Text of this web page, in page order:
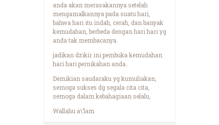
anda akan merasakannya setelah
mengamalkannya pada suatu hari,
bahwa hari itu indah, cerah, dan banyak
kemudahan, berbeda dengan hari hari yg
anda tak membacanya.
jadikan dzikir ini pembuka kemudahan
hari hari pernikahan anda..
Demikian saudaraku yg kumuliakan,
semoga sukses dg segala cita cita,
semoga dalam kebahagiaan selalu,
Wallahu a\’lam